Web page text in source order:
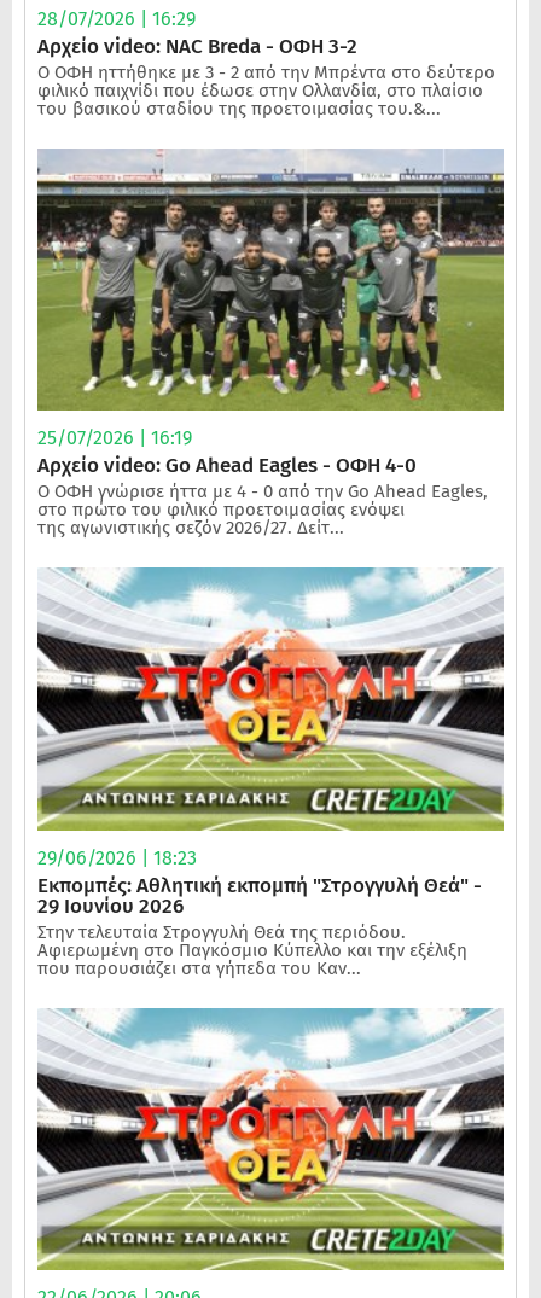
28/07/2026 | 16:29
Αρχείο video: NAC Breda - ΟΦΗ 3-2
Ο ΟΦΗ ηττήθηκε με 3 - 2 από την Μπρέντα στο δεύτερο
φιλικό παιχνίδι που έδωσε στην Ολλανδία, στο πλαίσιο
του βασικού σταδίου της προετοιμασίας του.&...
25/07/2026 | 16:19
Αρχείο video: Go Ahead Eagles - ΟΦΗ 4-0
Ο ΟΦΗ γνώρισε ήττα με 4 - 0 από την Go Ahead Eagles,
στο πρώτο του φιλικό προετοιμασίας ενόψει
της αγωνιστικής σεζόν 2026/27. Δείτ...
29/06/2026 | 18:23
Εκπομπές: Αθλητική εκπομπή "Στρογγυλή Θεά" -
29 Ιουνίου 2026
Στην τελευταία Στρογγυλή Θεά της περιόδου.
Αφιερωμένη στο Παγκόσμιο Κύπελλο και την εξέλιξη
που παρουσιάζει στα γήπεδα του Καν...